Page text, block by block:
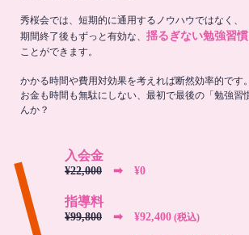
秀桜会では、短期的に通用するノウハウではなく、
期間終了後もずっと有効な、 揺るぎない勉強習慣
ことができます。
かかる時間や費用対効果を考えれば断然効率的です。
お金も時間も無駄にしない、最初で最後の「勉強習
んか？
入会金
¥22,000 ➡︎ ¥0
指導料
¥99,800 ➡︎ ¥92,400 (税込)